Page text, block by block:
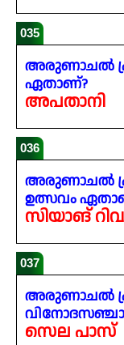
035
അരുണാചൽ
ഏതാണ്?
അപതാനി
036
അരുണാചൽ
ഉത്സവം
സിയാങ്
037
അരുണാചൽ
സെല പാസ്